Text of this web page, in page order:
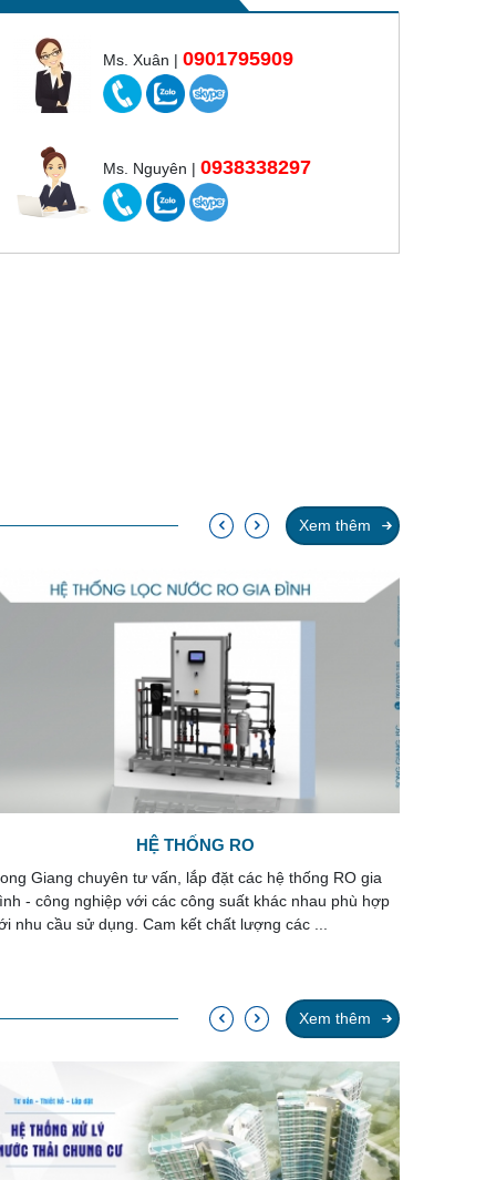
Ms. Xuân | 0901795909
Ms. Nguyên | 0938338297
Xem thêm
HỆ THỐNG LỌC NƯỚC
Giang chuyên thiết kế, gia công, lắp đặt hệ thống lọc
đạt chất lượng cao với chi phí đầu tư thấp. Thẩm mỹ
độ bền vượt trội, dễ ...
Xem thêm